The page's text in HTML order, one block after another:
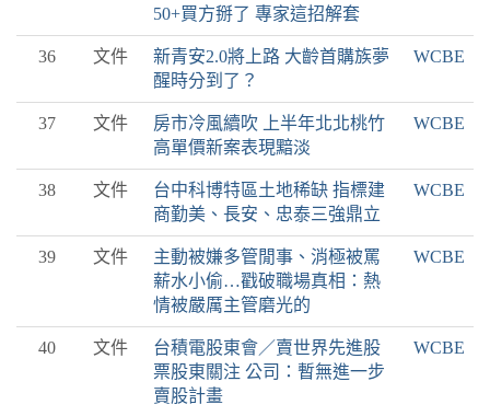
50+買方掰了 專家這招解套
36 文件
新青安2.0將上路 大齡首購族夢
醒時分到了？
WCBE
37 文件
房市冷風續吹 上半年北北桃竹
高單價新案表現黯淡
WCBE
38 文件
台中科博特區土地稀缺 指標建
商勤美、長安、忠泰三強鼎立
WCBE
39 文件
主動被嫌多管閒事、消極被罵
薪水小偷…戳破職場真相：熱
情被嚴厲主管磨光的
WCBE
40 文件
台積電股東會／賣世界先進股
票股東關注 公司：暫無進一步
賣股計畫
WCBE